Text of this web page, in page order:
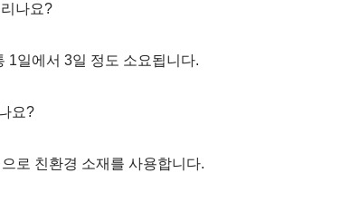
나요?
1일에서 3일 정도 소요됩니다.
요?
로 친환경 소재를 사용합니다.